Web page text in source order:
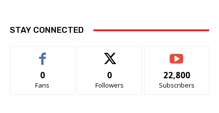
STAY CONNECTED
0
Fans
0
Followers
22,800
Subscribers